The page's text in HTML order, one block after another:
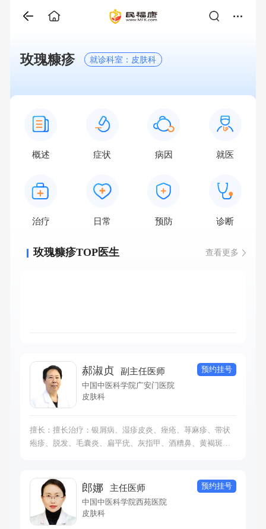
玫瑰糠疹 就诊科室：皮肤科
概述 症状 病因 就医
治疗 日常 预防 诊断
玫瑰糠疹TOP医生 查看更多
郝淑贞 副主任医师
中国中医科学院广安门医院
皮肤科
预约挂号
擅长：擅长治疗：银屑病、湿疹皮炎、痤疮、荨麻疹、带状
疱疹、脱发、毛囊炎、扁平疣、灰指甲、酒糟鼻、黄褐斑、
郎娜 主任医师
中国中医科学院西苑医院
皮肤科
预约挂号